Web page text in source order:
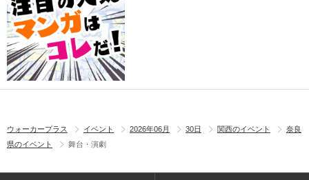
ウォーカープラス イベント 2026年06月 30日 関西のイベント
奈良
県のイベント
舞台・演劇